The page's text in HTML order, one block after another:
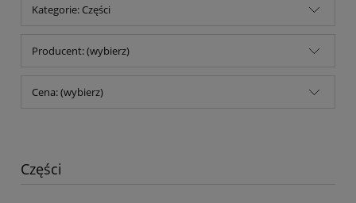
Kategorie: Części
Producent: (wybierz)
Cena: (wybierz)
Części